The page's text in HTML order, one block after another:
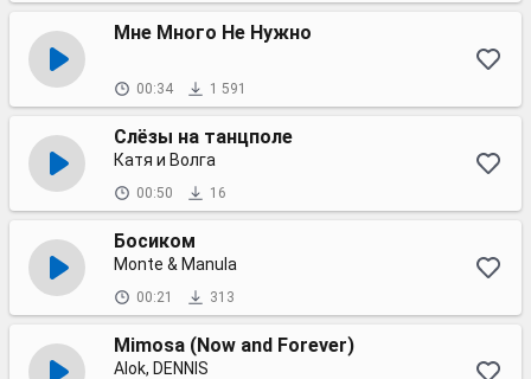
Мне Много Не Нужно
00:34 1 591
Слёзы на танцполе
Катя и Волга
00:50 16
Босиком
Monte & Manula
00:21 313
Mimosa (Now and Forever)
Alok, DENNIS